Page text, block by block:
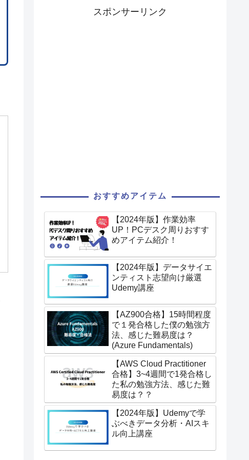
スポンサーリンク
おすすめアイテム
【2024年版】作業効率
UP！PCデスク周りおすす
めアイテム紹介！
【2024年版】データサイエ
ンティスト志望向け厳選
Udemy講座
【AZ900合格】15時間程度
で１発合格した僕の勉強方
法、感じた難易度は？
(Azure Fundamentals)
【AWS Cloud Practitioner
合格】3~4週間で1発合格し
た私の勉強方法、感じた難
易度は？？
【2024年版】Udemyで学
ぶべきデータ分析・AIスキ
ル向上講座